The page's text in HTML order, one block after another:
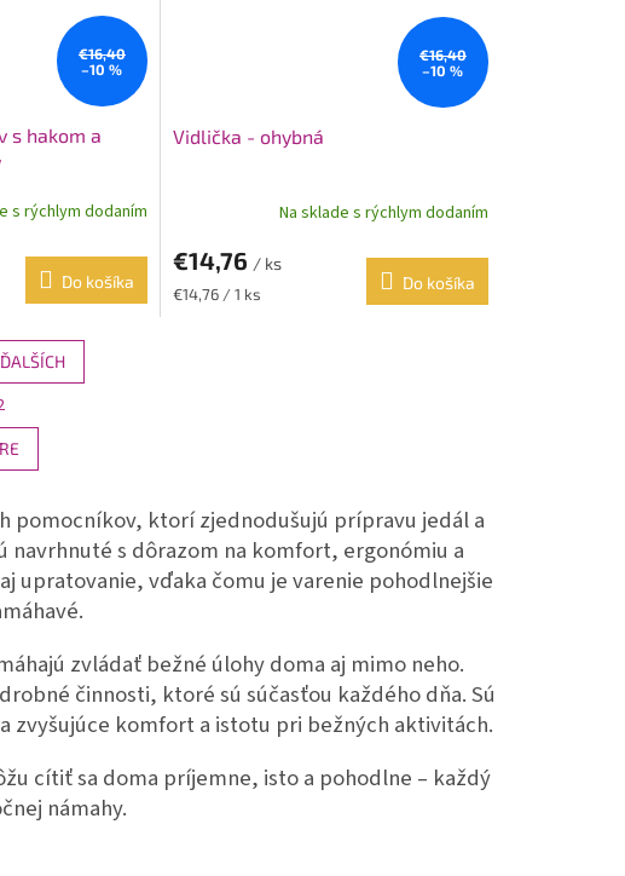
€16,40
–10 %
s hakom a
s rýchlym dodaním
Do košíka
€16,40
–10 %
Vidlička - ohybná
Na sklade s rýchlym dodaním
€14,76 / ks
Jednotková
€14,76 / 1 ks
Do košíka
pomocníkov, ktorí zjednodušujú prípravu jedál a
navrhnuté s dôrazom na komfort, ergonómiu a
upratovanie, vďaka čomu je varenie pohodlnejšie
zvládať bežné úlohy doma aj mimo neho.
činnosti, ktoré sú súčasťou každého dňa. Sú
komfort a istotu pri bežných aktivitách.
cítiť sa doma príjemne, isto a pohodlne – každý
námahy.